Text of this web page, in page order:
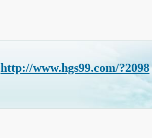
http://www.hgs99.com/?2098